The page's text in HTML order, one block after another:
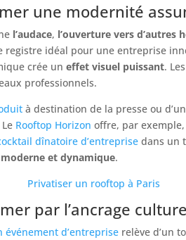
une modernité
l’audace, l’ouverture vers d’autres
registre idéal pour une entreprise
crée uneffet visuel puissant.
professionnels.
à destination de la presse ou d’un
Le Rooftop Horizon offre, par
dînatoire d’entreprise dans un
et dynamique.
Privatiser un rooftop à Paris
par l’ancrage
événement d’entreprise relève d’un